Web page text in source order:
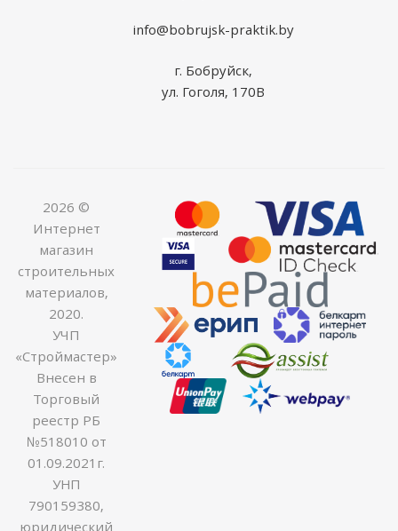
info@bobrujsk-praktik.by
г. Бобруйск,
ул. Гоголя, 170В
2026 ©
Интернет
магазин
строительных
материалов,
2020.
УЧП
«Строймастер»
Внесен в
Торговый
реестр РБ
№518010 от
01.09.2021г.
УНП
790159380,
юридический